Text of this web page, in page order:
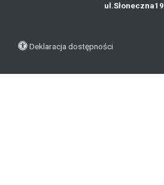
ul.Słoneczna19
Deklaracja dostępności